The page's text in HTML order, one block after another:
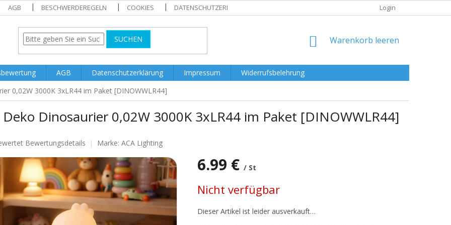
AGB BESCHWERDEREGELN COOKIES DATENSCHUTZERKLÄRUNG Login
SUCHEN WARENKORB
Warenkorb leeren
AGB Datenschutzerklärung Impressum
Widerrufsbelehrung
0,02W 3000K 3xLR44 im Paket [DINOWWLR44]
Deko Dinosaurier 0,02W 3000K 3xLR44 im Paket [DINOWWLR44]
Bewertungsdetails Marke: ACA Lighting
6.99 € / St
Nicht verfügbar
Dieser Artikel ist leider ausverkauft…